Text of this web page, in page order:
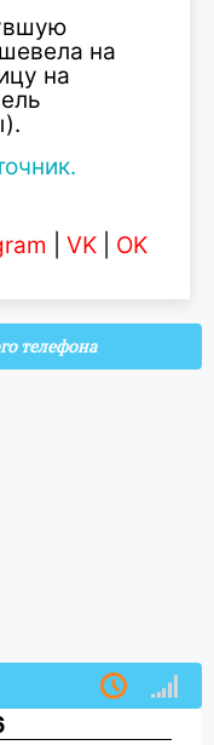
на
на
VK OK
телефона